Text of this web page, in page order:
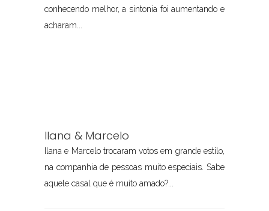
conhecendo melhor, a sintonia foi aumentando e
acharam...
Ilana & Marcelo
Ilana e Marcelo trocaram votos em grande estilo,
na companhia de pessoas muito especiais. Sabe
aquele casal que é muito amado?...